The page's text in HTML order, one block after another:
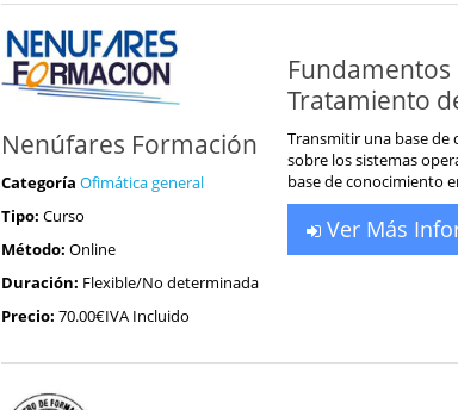
Nenúfares Formación
Categoría Ofimática general
Tipo: Curso
Método: Online
Duración: Flexible/No determinada
Precio: 70.00€IVA Incluido
Tratamiento
Transmitir una base de
sobre los sistemas
base de conocimiento
Ver Más